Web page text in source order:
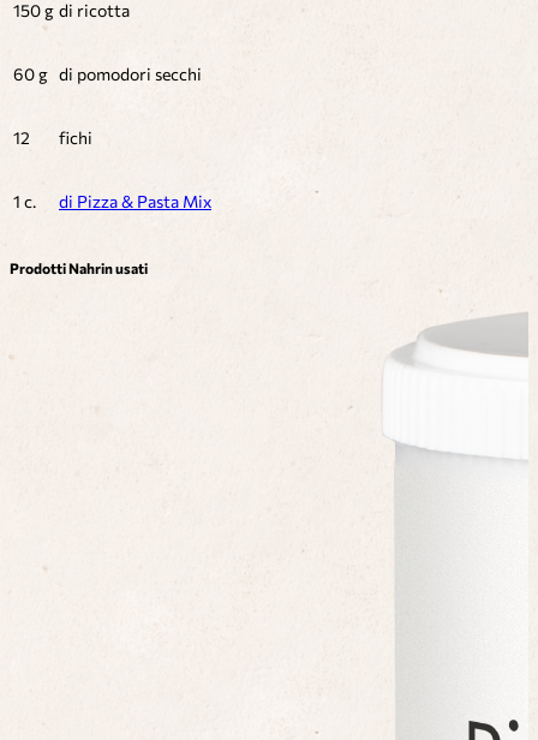
150 g di ricotta
60 g di pomodori secchi
12 fichi
1 c. di Pizza & Pasta Mix
Prodotti Nahrin usati